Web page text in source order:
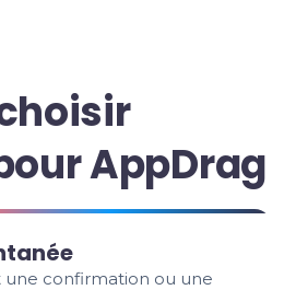
AppDrag
une confirmation ou une